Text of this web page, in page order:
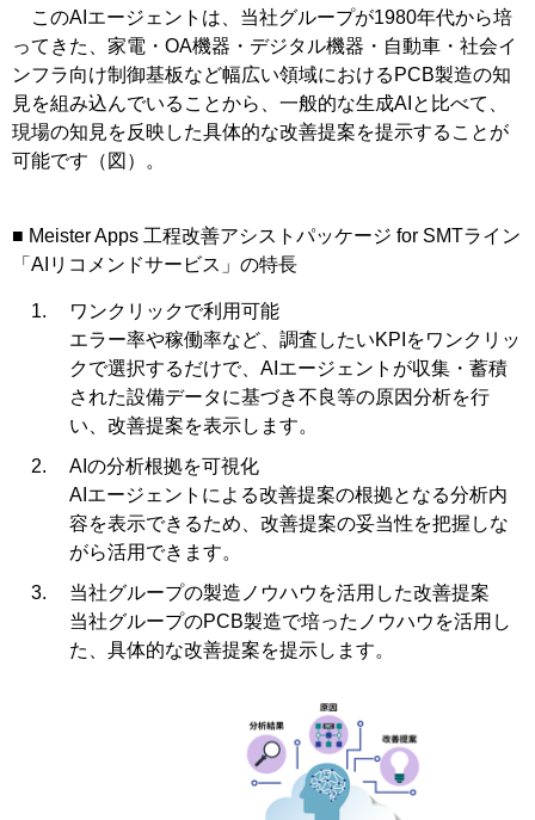
このAIエージェントは、当社グループが1980年代から培
ってきた、家電・OA機器・デジタル機器・自動車・社会イ
ンフラ向け制御基板など幅広い領域におけるPCB製造の知
見を組み込んでいることから、一般的な生成AIと比べて、
現場の知見を反映した具体的な改善提案を提示することが
可能です（図）。
■ Meister Apps 工程改善アシストパッケージ for SMTライン
「AIリコメンドサービス」の特長
ワンクリックで利用可能
エラー率や稼働率など、調査したいKPIをワンクリッ
クで選択するだけで、AIエージェントが収集・蓄積
された設備データに基づき不良等の原因分析を行
い、改善提案を表示します。
AIの分析根拠を可視化
AIエージェントによる改善提案の根拠となる分析内
容を表示できるため、改善提案の妥当性を把握しな
がら活用できます。
当社グループの製造ノウハウを活用した改善提案
当社グループのPCB製造で培ったノウハウを活用し
た、具体的な改善提案を提示します。